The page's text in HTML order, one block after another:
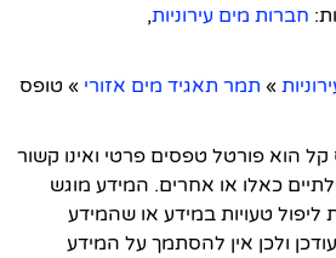
חברות מים עירוניות,
» תמר תאגיד מים אזורי » טופס
הוא פורטל טפסים פרטי ואינו קשור
כאלו או אחרים. המידע מוגש
ליפול טעויות במידע או שהמידע
ולכן אין להסתמך על המידע